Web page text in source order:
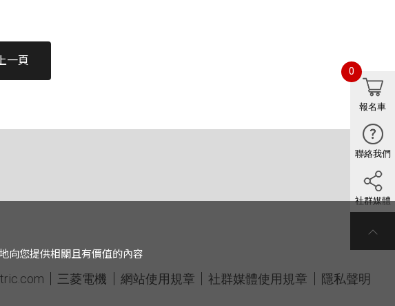
一頁
三菱電機 網站使用規章 社群媒體使用規章 隱私聲明
報名車
0
聯絡我們
社群媒體
向您提供相關且有價值的內容